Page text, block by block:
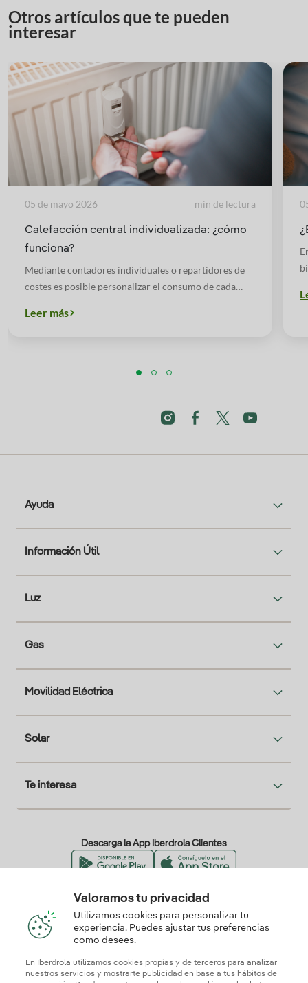
Otros artículos que te pueden
interesar
Calefacción central individualizada: ¿cómo
funciona?
Mediante contadores individuales o repartidores de
costes es posible personalizar el consumo de cada
central, lo que se traduce en un uso más eficiente de la
05 de mayo 2026 min de lectura
Leer más
Ayuda
Información Útil
Luz
Gas
Movilidad Eléctrica
Solar
Te interesa
Descarga la App Iberdrola Clientes
Nuestros certificados de confianza
Valoramos tu privacidad
Utilizamos cookies para personalizar tu
experiencia. Puedes ajustar tus preferencias
como desees.
En Iberdrola utilizamos cookies propias y de terceros para analizar
nuestros servicios y mostrarte publicidad en base a tus hábitos de